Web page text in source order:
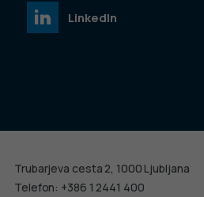
Trubarjeva cesta 2, 1000 Ljubljana
Telefon: +386 1 2441 400
LinkedIn